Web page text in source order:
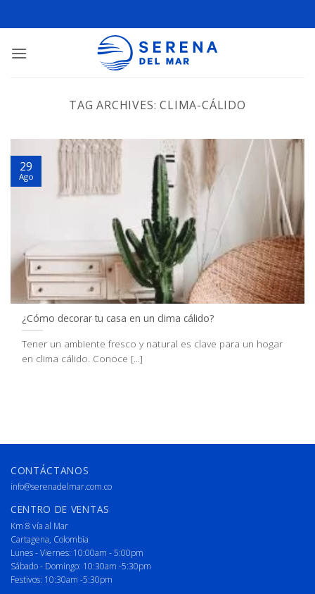
TAG ARCHIVES:CLIMA-CÁLIDO
¿Cómo decorar tu casa en un clima cálido?
Tener un ambiente fresco y natural es clave para un hogar
en clima cálido. Conoce [...]
29
Ago
CONTÁCTANOS
info@serenadelmar.com.co
CENTRO DE VENTAS
Km 8 vía al Mar
Cartagena, Colombia
Lunes - Viernes: 10:00am - 5:00pm
Sábado - Domingo: 10:30am -5:30pm
Festivos: 10:30am -5:30pm